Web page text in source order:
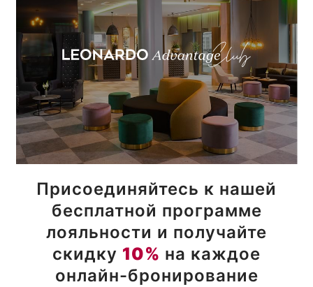
Присоединяйтесь к нашей
бесплатной программе
лояльности и получайте
скидку 10% на каждое
онлайн-бронирование